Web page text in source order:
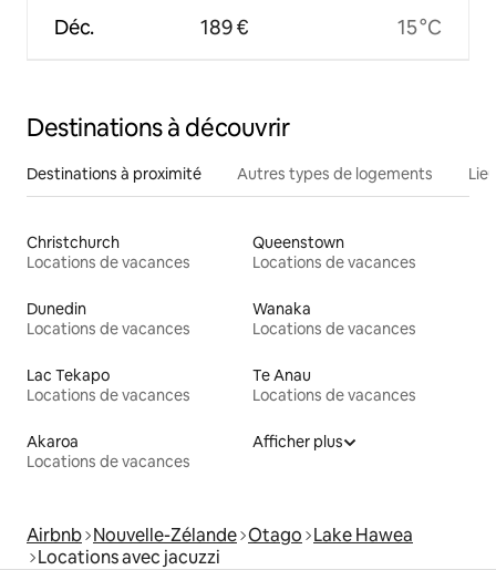
Déc. 189 € 15 °C
Destinations à découvrir
Destinations à proximité Autres types de logements
Christchurch
Locations de vacances
Queenstown
Locations de vacances
Dunedin
Locations de vacances
Wanaka
Locations de vacances
Lac Tekapo
Locations de vacances
Te Anau
Locations de vacances
Akaroa
Locations de vacances
Afficher plus
Airbnb Nouvelle-Zélande Otago Lake Hawea
Locations avec jacuzzi